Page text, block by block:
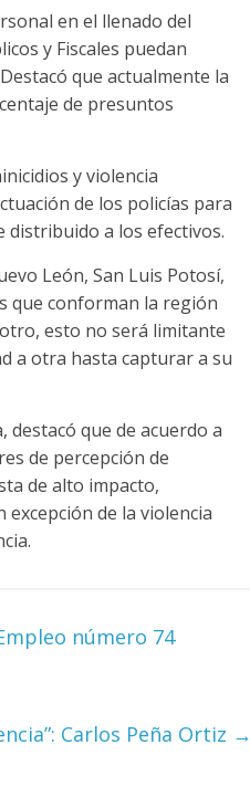
en el llenado del
y Fiscales puedan
que actualmente la
de presuntos
y violencia
de los policías para
distribuido a los efectivos.
León, San Luis Potosí,
que conforman la región
esto no será limitante
a otra hasta capturar a su
destacó que de acuerdo a
de percepción de
de alto impacto,
de la violencia
número 74
Carlos Peña Ortiz →